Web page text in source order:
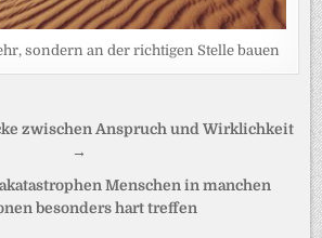
sondern an der richtigen Stelle bauen
zwischen Anspruch und Wirklichkeit
→
Menschen in manchen
besonders hart treffen